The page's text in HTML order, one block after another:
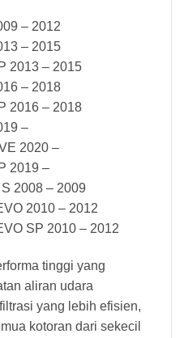
– 2012
– 2015
2013 – 2015
– 2018
2016 – 2018
–
2020 –
2019 –
2008 – 2009
2010 – 2012
SP 2010 – 2012
tinggi yang
aliran udara
yang lebih efisien,
kotoran dari sekecil